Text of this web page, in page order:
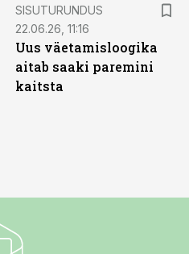
SISUTURUNDUS
22.06.26, 11:16
Uus väetamisloogika
aitab saaki paremini
kaitsta